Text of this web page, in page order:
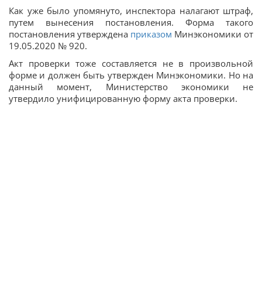
Как уже было упомянуто, инспектора налагают штраф,
путем вынесения постановления. Форма такого
постановления утверждена приказом Минэкономики от
19.05.2020 № 920.
Акт проверки тоже составляется не в произвольной
форме и должен быть утвержден Минэкономики. Но на
данный момент, Министерство экономики не
утвердило унифицированную форму акта проверки.